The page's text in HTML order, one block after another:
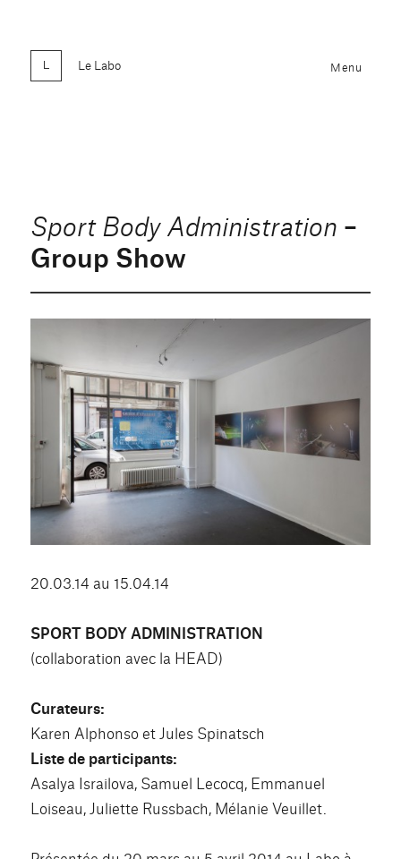
Le Labo Menu
Sport Body Administration –
Group Show
20.03.14 au 15.04.14
SPORT BODY ADMINISTRATION
(collaboration avec la HEAD)
Curateurs:
Karen Alphonso et Jules Spinatsch
Liste de participants:
Asalya Israilova, Samuel Lecocq, Emmanuel
Loiseau, Juliette Russbach, Mélanie Veuillet.